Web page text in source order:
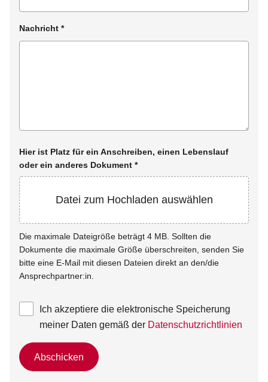
Nachricht *
Hier ist Platz für ein Anschreiben, einen Lebenslauf
oder ein anderes Dokument *
Datei zum Hochladen auswählen
Die maximale Dateigröße beträgt 4 MB. Sollten die
Dokumente die maximale Größe überschreiten, senden Sie
bitte eine E-Mail mit diesen Dateien direkt an den/die
Ansprechpartner:in.
Ich akzeptiere die elektronische Speicherung
meiner Daten gemäß der Datenschutzrichtlinien
Abschicken